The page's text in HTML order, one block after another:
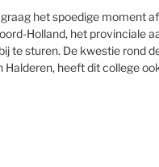
het spoedige moment
Holland, het provinciale
te sturen. De kwestie rond
heeft dit college